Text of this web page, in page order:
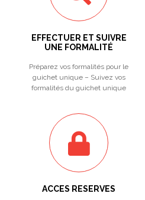
EFFECTUER ET SUIVRE
UNE FORMALITÉ
Préparez vos formalités pour le
guichet unique – Suivez vos
formalités du guichet unique
ACCES RESERVES